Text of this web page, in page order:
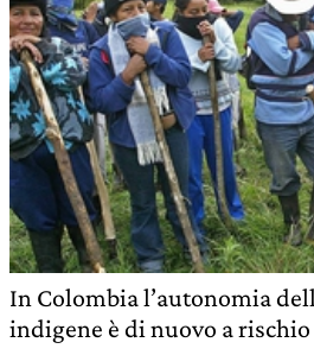
In Colombia l’autonomia
indigene è di nuovo a rischio